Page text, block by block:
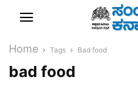
Home Tags Bad food
bad food